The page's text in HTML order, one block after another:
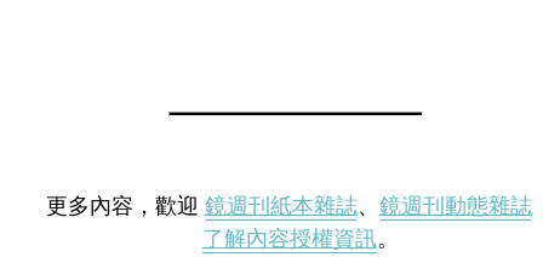
更多內容，歡迎 鏡週刊紙本雜誌、 鏡週刊動態雜誌
了解內容授權資訊。